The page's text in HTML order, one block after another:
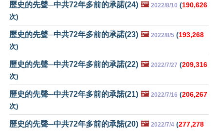
歷史的先聲─中共72年多前的承諾(24) 🖼️ 2022/8/10 (190,626
次)
歷史的先聲─中共72年多前的承諾(23) 🖼️ 2022/8/5 (193,268
次)
歷史的先聲─中共72年多前的承諾(22) 🖼️ 2022/7/27 (209,316
次)
歷史的先聲─中共72年多前的承諾(21) 🖼️ 2022/7/16 (206,267
次)
歷史的先聲─中共72年多前的承諾(20) 🖼️ 2022/7/4 (277,278